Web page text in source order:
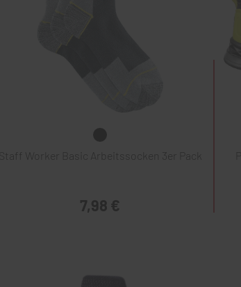
Staff Worker Basic Arbeitssocken 3er Pack
7,98 €